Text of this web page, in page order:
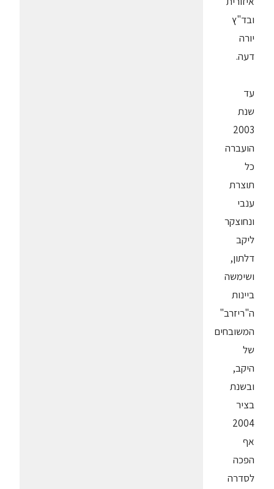
ובד"ץ
יורה
דעה.
עד
שנת
2003
הועברה
כל
תוצרת
ענבי
ונחוצקר
ליקב
דלתון,
ושימשה
ביינות
ה"ריזרב"
המשובחים
של
היקב,
ובשנת
בציר
2004
אף
הפכה
לסדרה